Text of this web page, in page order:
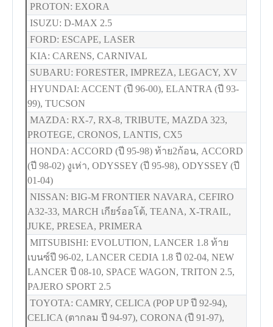
PROTON: EXORA
ISUZU: D-MAX 2.5
FORD: ESCAPE, LASER
KIA: CARENS, CARNIVAL
SUBARU: FORESTER, IMPREZA, LEGACY, XV
HYUNDAI: ACCENT (ปี 96-00), ELANTRA (ปี 93-
99), TUCSON
MAZDA: RX-7, RX-8, TRIBUTE, MAZDA 323,
PROTEGE, CRONOS, LANTIS, CX5
HONDA: ACCORD (ปี 95-98) ท้าย2ก้อน, ACCORD
(ปี 98-02) งูเห่า, ODYSSEY (ปี 95-98), ODYSSEY (ปี
01-04)
NISSAN: BIG-M FRONTIER NAVARA, CEFIRO
A32-33, MARCH เกียร์ออโต้, TEANA, X-TRAIL,
JUKE, PRESEA, PRIMERA
MITSUBISHI: EVOLUTION, LANCER 1.8 ท้าย
เบนซ์ปี 96-02, LANCER CEDIA 1.8 ปี 02-04, NEW
LANCER ปี 08-10, SPACE WAGON, TRITON 2.5,
PAJERO SPORT 2.5
TOYOTA: CAMRY, CELICA (POP UP ปี 92-94),
CELICA (ตากลม ปี 94-97), CORONA (ปี 91-97),